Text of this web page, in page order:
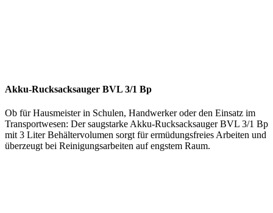
Akku-Rucksacksauger BVL 3/1 Bp
Ob für Hausmeister in Schulen, Handwerker oder den Einsatz im
Transportwesen: Der saugstarke Akku-Rucksacksauger BVL 3/1 Bp
mit 3 Liter Behältervolumen sorgt für ermüdungsfreies Arbeiten und
überzeugt bei Reinigungsarbeiten auf engstem Raum.